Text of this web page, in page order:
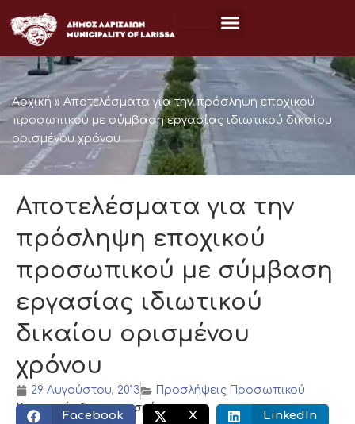
στο
περιεχόμενο
Αρχική » Αποτελέσματα για την πρόσληψη εποχικού
προσωπικού με σύμβαση εργασίας ιδιωτικού δικαίου
ορισμένου χρόνου
Αποτελέσματα για την
πρόσληψη εποχικού
προσωπικού με σύμβαση
εργασίας ιδιωτικού
δικαίου ορισμένου
χρόνου
29 Αυγούστου, 2013
Προσλήψεις Προσωπικού
Κοινωνικός διαμοιρασμός:
Facebook X LinkedIn